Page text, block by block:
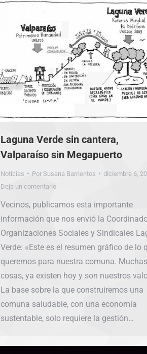
Laguna Verde sin cantera,
Valparaíso sin Megapuerto
Noticias Por Susana Barrientos
diciembre 6,
Deja un comentario
Vecinos, publicamos esta importante
información que nos envió la
Organizaciones Sociales y Sindicales
Verde: «Este es el resumen gráfico de lo
queremos para nuestra comuna. Muchas
cosas, ya existen hoy y son nuestros
La base sobre la que construiremos una
comuna saludable, con una economía
sustentable, solo requiere la gestión…